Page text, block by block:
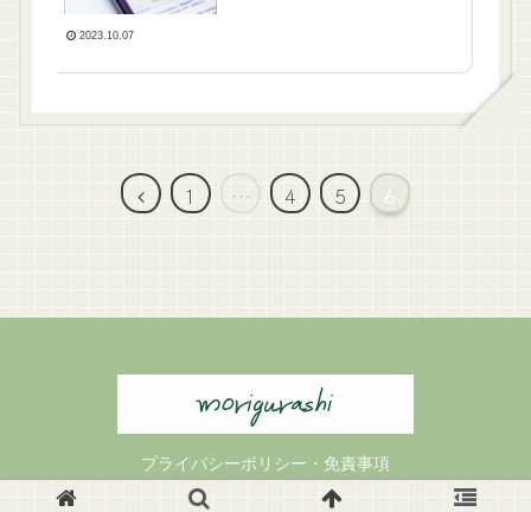
2023.10.07
前
1 … 4 5 6
プライバシーポリシー・免責事項
© 2023 もりの暮らし.